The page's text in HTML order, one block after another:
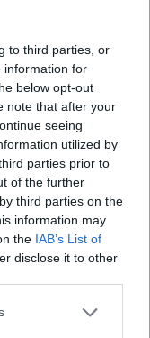
to third parties, or
information for
below opt-out
note that after your
seeing
utilized by
parties prior to
of the further
third parties on the
information may
the IAB’s List of
disclose it to other
je.
Raum lassen,"
po povodních
jejich prostor.
pro
generace žít v
tento přístup.